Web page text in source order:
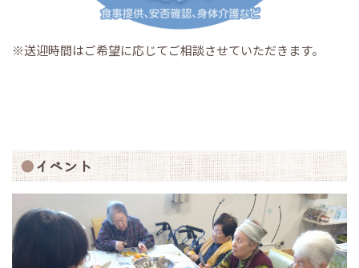
※送迎時間はご希望に応じてご相談させていただきます。
イベント